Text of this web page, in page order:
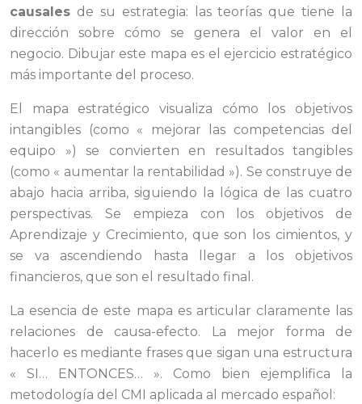
causales de su estrategia: las teorías que tiene la
dirección sobre cómo se genera el valor en el
negocio. Dibujar este mapa es el ejercicio estratégico
más importante del proceso.
El mapa estratégico visualiza cómo los objetivos
intangibles (como « mejorar las competencias del
equipo ») se convierten en resultados tangibles
(como « aumentar la rentabilidad »). Se construye de
abajo hacia arriba, siguiendo la lógica de las cuatro
perspectivas. Se empieza con los objetivos de
Aprendizaje y Crecimiento, que son los cimientos, y
se va ascendiendo hasta llegar a los objetivos
financieros, que son el resultado final.
La esencia de este mapa es articular claramente las
relaciones de causa-efecto. La mejor forma de
hacerlo es mediante frases que sigan una estructura
« SI… ENTONCES… ». Como bien ejemplifica la
metodología del CMI aplicada al mercado español: